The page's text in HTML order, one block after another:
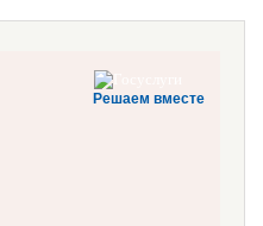
Решаем вместе